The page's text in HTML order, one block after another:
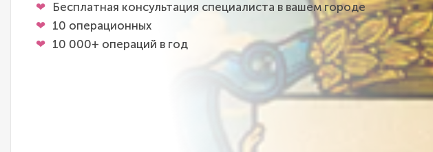
Бесплатная консультация специалиста в вашем городе
10 операционных
10 000+ операций в год